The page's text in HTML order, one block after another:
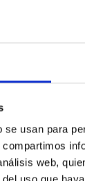
usan para
web,